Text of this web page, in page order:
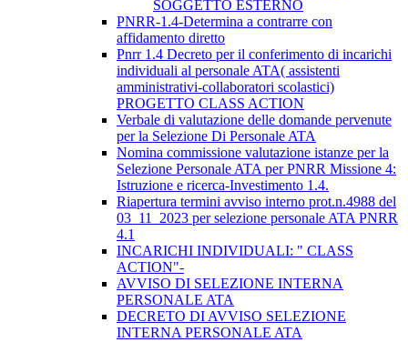
SOGGETTO ESTERNO
PNRR-1.4-Determina a contrarre con
affidamento diretto
Pnrr 1.4 Decreto per il conferimento di incarichi
individuali al personale ATA( assistenti
amministrativi-collaboratori scolastici)
PROGETTO CLASS ACTION
Verbale di valutazione delle domande pervenute
per la Selezione Di Personale ATA
Nomina commissione valutazione istanze per la
Selezione Personale ATA per PNRR Missione 4:
Istruzione e ricerca-Investimento 1.4.
Riapertura termini avviso interno prot.n.4988 del
03_11_2023 per selezione personale ATA PNRR
4.1
INCARICHI INDIVIDUALI: " CLASS
ACTION"-
AVVISO DI SELEZIONE INTERNA
PERSONALE ATA
DECRETO DI AVVISO SELEZIONE
INTERNA PERSONALE ATA